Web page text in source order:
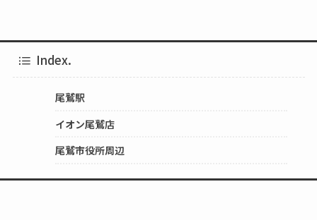
Index.
尾鷲駅
イオン尾鷲店
尾鷲市役所周辺